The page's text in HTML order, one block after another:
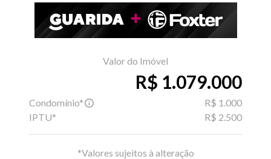
Valor do Imóvel
R$ 1.079.000
Condomínio*
R$ 1.000
IPTU*
R$ 2.500
*Valores sujeitos à alteração